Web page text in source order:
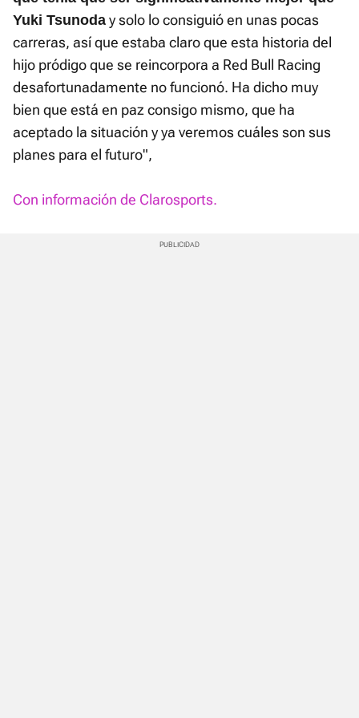
Yuki Tsunoda y solo lo consiguió en unas pocas
carreras, así que estaba claro que esta historia del
hijo pródigo que se reincorpora a Red Bull Racing
desafortunadamente no funcionó. Ha dicho muy
bien que está en paz consigo mismo, que ha
aceptado la situación y ya veremos cuáles son sus
planes para el futuro",
Con información de Clarosports.